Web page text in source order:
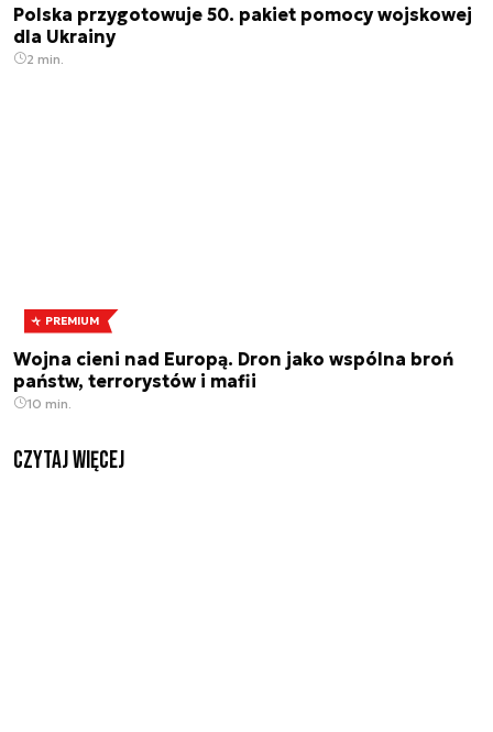
Polska przygotowuje 50. pakiet pomocy wojskowej
dla Ukrainy
2 min.
PREMIUM
Wojna cieni nad Europą. Dron jako wspólna broń
państw, terrorystów i mafii
10 min.
czytaj więcej